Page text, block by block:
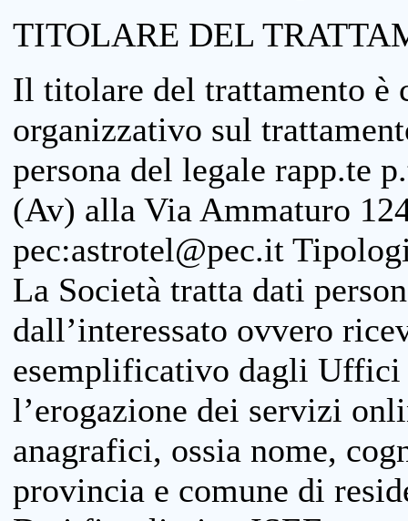
TITOLARE DEL
Il titolare del trattamento è
organizzativo sul
persona del legale rapp.te
(Av) alla Via Ammaturo
pec:astrotel@pec.it
La Società tratta dati
dall’interessato ovvero
esemplificativo dagli
l’erogazione dei servizi
anagrafici, ossia nome,
provincia e comune di